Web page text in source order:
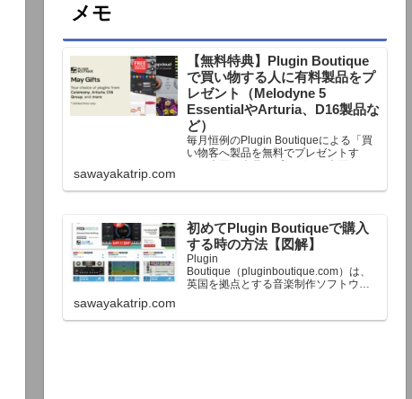
メモ
【無料特典】Plugin Boutique
で買い物する人に有料製品をプ
レゼント（Melodyne 5
EssentialやArturia、D16製品な
ど）
毎月恒例のPlugin Boutiqueによる「買
い物客へ製品を無料でプレゼントす
る」企画。今月もプレゼント企画が用
定額以上のお金を出して何かを購入す
終了予定日：日本時間：6/1（月…
sawayakatrip.com
初めてPlugin Boutiqueで購入
する時の方法【図解】
Plugin
Boutique（pluginboutique.com）は、
英国を拠点とする音楽制作ソフトウェ
で、世界中のミュージシャンに利用さ
sawayakatrip.com